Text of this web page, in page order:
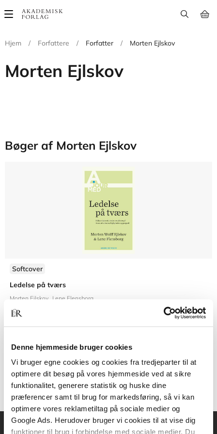
Denne hjemmeside bruger cookies
Vi bruger egne cookies og cookies fra tredjeparter til at
optimere dit besøg på vores hjemmeside ved at sikre
funktionalitet, generere statistik og huske dine
præferencer samt til brug for markedsføring, så vi kan
optimere vores reklametiltag på sociale medier og
Google Ads. Herudover bruger vi cookies til at vise dig
funktioner til brug i forbindelse med sociale medier. Du
Main
Hjem
/ Forfattere / Forfatter / Morten Ejlskov
Morten Ejlskov
Bøger af Morten Ejlskov
Softcover
Ledelse på tværs
Morten Ejlskov Lene Flensborg
99,95 KR.